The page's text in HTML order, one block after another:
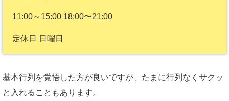
11:00～15:00 18:00〜21:00
定休日 日曜日
基本行列を覚悟した方が良いですが、たまに行列なくサクッ
と入れることもあります。